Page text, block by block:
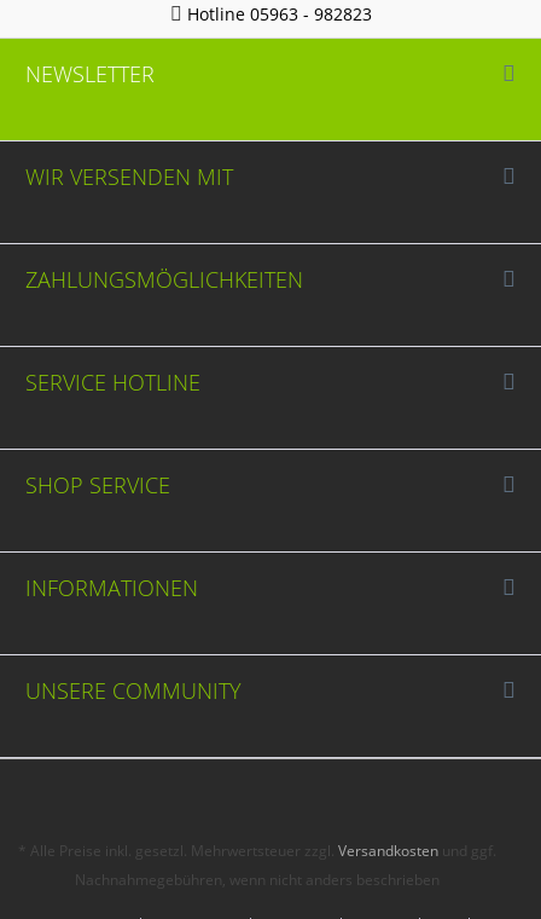
Hotline 05963 - 982823
NEWSLETTER
WIR VERSENDEN MIT
ZAHLUNGSMÖGLICHKEITEN
SERVICE HOTLINE
SHOP SERVICE
INFORMATIONEN
UNSERE COMMUNITY
* Alle Preise inkl. gesetzl. Mehrwertsteuer zzgl.Versandkosten und ggf.
Nachnahmegebühren, wenn nicht anders beschrieben